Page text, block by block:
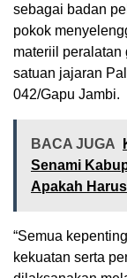
sebagai badan
pokok
materiil peralatan
satuan jajaran
042/Gapu Jambi.
BACA JUGA
Senami
Apakah
“Semua
kekuatan serta